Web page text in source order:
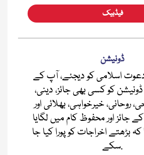
فیڈبیک
ڈونیشن
اسلامی کو دیجئے، آپ کے
کو کسی بھی جائز، دینی،
روحانی، خیرخواہی، بھلائی اور
جائز اور محفوظ کام میں لگایا
بڑھتے اخراجات کو پورا کیا جا
سکے.